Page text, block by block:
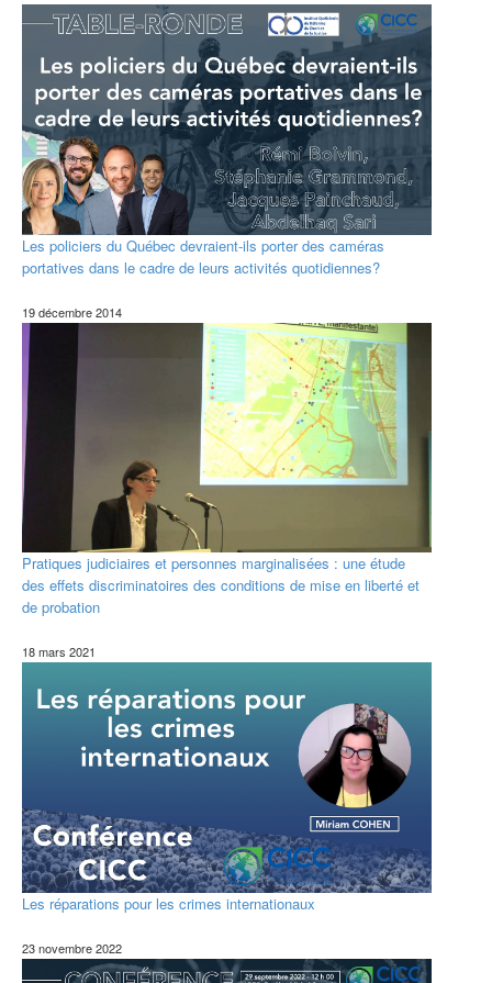
Les policiers du Québec devraient-ils porter des caméras
portatives dans le cadre de leurs activités quotidiennes?
19 décembre 2014
Pratiques judiciaires et personnes marginalisées : une étude
des effets discriminatoires des conditions de mise en liberté et
de probation
18 mars 2021
Les réparations pour les crimes internationaux
23 novembre 2022